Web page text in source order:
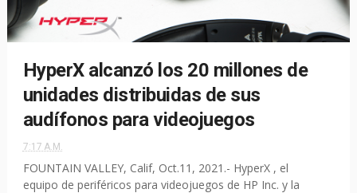
HyperX alcanzó los 20 millones de
unidades distribuidas de sus
audífonos para videojuegos
7:17 A.M.
FOUNTAIN VALLEY, Calif, Oct.11, 2021.- HyperX , el
equipo de periféricos para videojuegos de HP Inc. y la